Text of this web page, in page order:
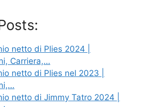
netto di Plies 2024 |
Carriera,…
netto di Plies nel 2023 |
netto di Jimmy Tatro 2024 |